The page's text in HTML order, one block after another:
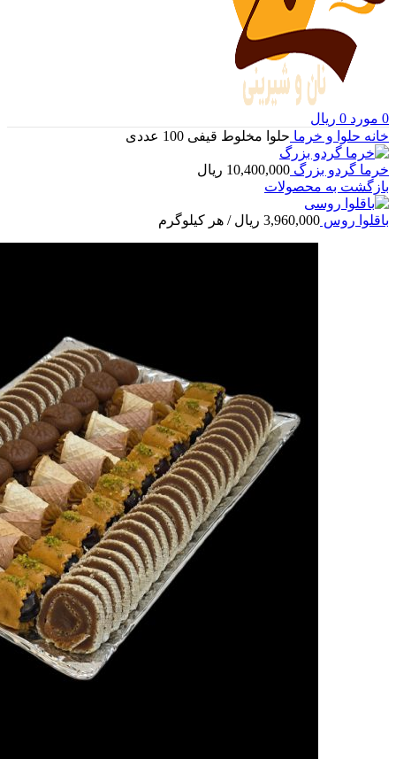
0 مورد 0 ریال
خانه حلوا و خرما حلوا مخلوط قیفی 100 عددی
خرما گردو بزرگ 10,400,000 ریال
بازگشت به محصولات
باقلوا روس 3,960,000 ریال / هر کیلوگرم